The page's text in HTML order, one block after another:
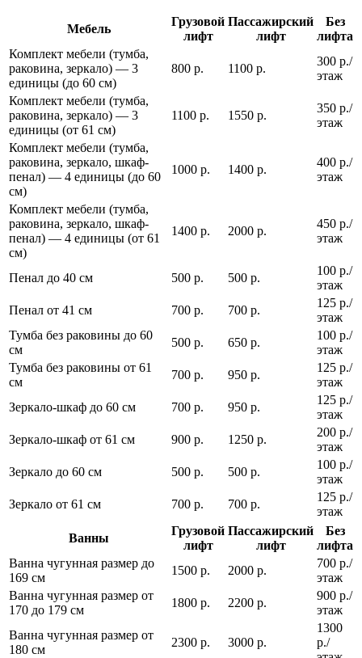
Мебель
Грузовой
лифт
Пассажирский
лифт
Без
лифта
Комплект мебели (тумба,
раковина, зеркало) — 3
единицы (до 60 см)
800 р. 1100 р.
300 р./
этаж
Комплект мебели (тумба,
раковина, зеркало) — 3
единицы (от 61 см)
1100 р. 1550 р.
350 р./
этаж
Комплект мебели (тумба,
раковина, зеркало, шкаф-
пенал) — 4 единицы (до 60
см)
1000 р. 1400 р.
400 р./
этаж
Комплект мебели (тумба,
раковина, зеркало, шкаф-
пенал) — 4 единицы (от 61
см)
1400 р. 2000 р.
450 р./
этаж
Пенал до 40 см 500 р. 500 р.
100 р./
этаж
Пенал от 41 см
700 р. 700 р.
125 р./
этаж
Тумба без раковины до 60
см
500 р. 650 р.
100 р./
этаж
Тумба без раковины от 61
см
700 р. 950 р.
125 р./
этаж
Зеркало-шкаф до 60 см
700 р. 950 р.
125 р./
этаж
Зеркало-шкаф от 61 см
900 р. 1250 р.
200 р./
этаж
Зеркало до 60 см
500 р. 500 р.
100 р./
этаж
Зеркало от 61 см
700 р. 700 р.
125 р./
этаж
Ванны
Грузовой
лифт
Пассажирский
лифт
Без
лифта
Ванна чугунная размер до
169 см
1500 р. 2000 р.
700 р./
этаж
Ванна чугунная размер от
170 до 179 см
1800 р. 2200 р.
900 р./
этаж
Ванна чугунная размер от
180 см
2300 р. 3000 р.
1300
р./